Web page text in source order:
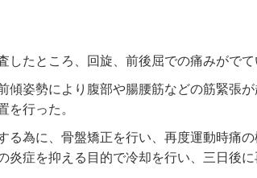
したところ、回旋、前後屈での痛みがでて
傾姿勢により腹部や腸腰筋などの筋緊張
を行った。
る為に、骨盤矯正を行い、再度運動時痛
炎症を抑える目的で冷却を行い、三日後に